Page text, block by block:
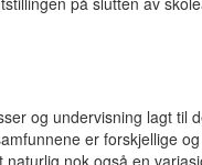
og undervisning lagt til
er forskjellige og
nok også en